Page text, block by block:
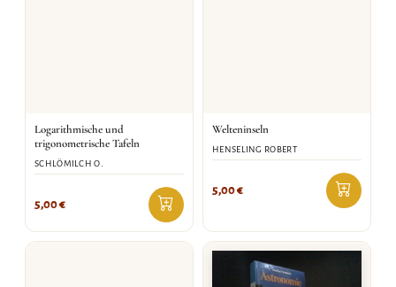
Logarithmische und
trigonometrische Tafeln
SCHLÖMILCH O.
5,00€
Welteninseln
HENSELING ROBERT
5,00€